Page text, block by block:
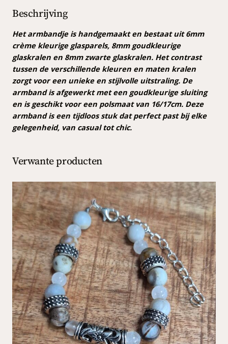
r
b
a
n
d
a
a
n
t
a
Beschrijving
Het armbandje is handgemaakt en bestaat uit 6mm
crème kleurige glasparels, 8mm goudkleurige
glaskralen en 8mm zwarte glaskralen. Het contrast
tussen de verschillende kleuren en maten kralen
zorgt voor een unieke en stijlvolle uitstraling. De
armband is afgewerkt met een goudkleurige sluiting
en is geschikt voor een polsmaat van 16/17cm. Deze
armband is een tijdloos stuk dat perfect past bij elke
gelegenheid, van casual tot chic.
Verwante producten